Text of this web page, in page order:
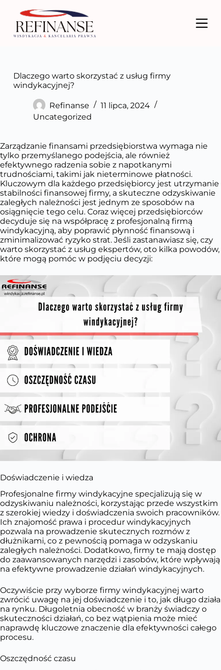
e
d
o
Dlaczego warto skorzystać z usług firmy
windykacyjnej?
Refinanse
11 lipca, 2024
Uncategorized
Zarządzanie finansami przedsiębiorstwa wymaga nie
tylko przemyślanego podejścia, ale również
efektywnego radzenia sobie z napotkanymi
trudnościami, takimi jak nieterminowe płatności.
Kluczowym dla każdego przedsiębiorcy jest utrzymanie
stabilności finansowej firmy, a skuteczne odzyskiwanie
zaległych należności jest jednym ze sposobów na
osiągnięcie tego celu. Coraz więcej przedsiębiorców
decyduje się na współpracę z profesjonalną firmą
windykacyjną, aby poprawić płynność finansową i
zminimalizować ryzyko strat. Jeśli zastanawiasz się, czy
warto skorzystać z usług ekspertów, oto kilka powodów,
które mogą pomóc w podjęciu decyzji:
Doświadczenie i wiedza
Profesjonalne firmy windykacyjne specjalizują się w
odzyskiwaniu należności, korzystając przede wszystkim
z szerokiej wiedzy i doświadczenia swoich pracowników.
Ich znajomość prawa i procedur windykacyjnych
pozwala na prowadzenie skutecznych rozmów z
dłużnikami, co z pewnością pomaga w odzyskaniu
zaległych należności. Dodatkowo, firmy te mają dostęp
do zaawansowanych narzędzi i zasobów, które wpływają
na efektywne prowadzenie działań windykacyjnych.
Oczywiście przy wyborze firmy windykacyjnej warto
zwrócić uwagę na jej doświadczenie i to, jak długo działa
na rynku. Długoletnia obecność w branży świadczy o
skuteczności działań, co bez wątpienia może mieć
naprawdę kluczowe znaczenie dla efektywności całego
procesu.
Oszczędność czasu